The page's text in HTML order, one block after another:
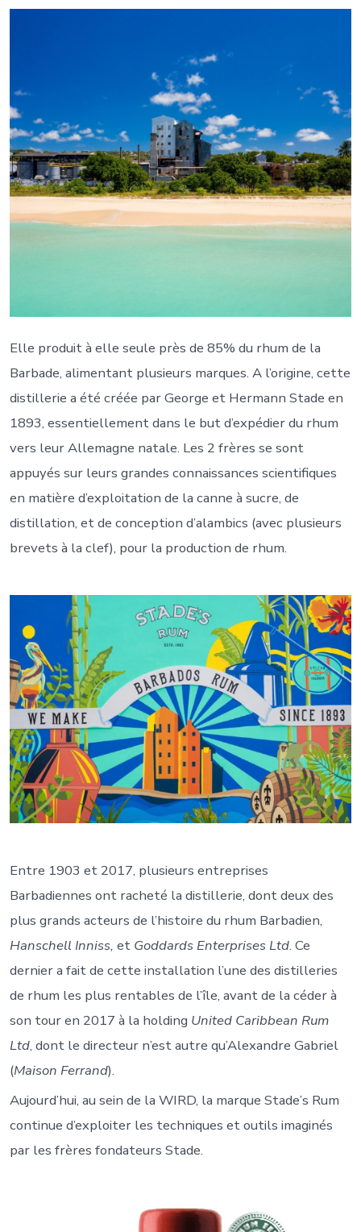
Elle produit à elle seule près de 85% du rhum de la
Barbade, alimentant plusieurs marques. A l’origine, cette
distillerie a été créée par George et Hermann Stade en
1893, essentiellement dans le but d’expédier du rhum
vers leur Allemagne natale. Les 2 frères se sont
appuyés sur leurs grandes connaissances scientifiques
en matière d’exploitation de la canne à sucre, de
distillation, et de conception d’alambics (avec plusieurs
brevets à la clef), pour la production de rhum.
Entre 1903 et 2017, plusieurs entreprises
Barbadiennes ont racheté la distillerie, dont deux des
plus grands acteurs de l’histoire du rhum Barbadien,
Hanschell Inniss, et Goddards Enterprises Ltd. Ce
dernier a fait de cette installation l’une des distilleries
de rhum les plus rentables de l’île, avant de la céder à
son tour en 2017 à la holding United Caribbean Rum
Ltd, dont le directeur n’est autre qu’Alexandre Gabriel
(Maison Ferrand).
Aujourd’hui, au sein de la WIRD, la marque Stade’s Rum
continue d’exploiter les techniques et outils imaginés
par les frères fondateurs Stade.